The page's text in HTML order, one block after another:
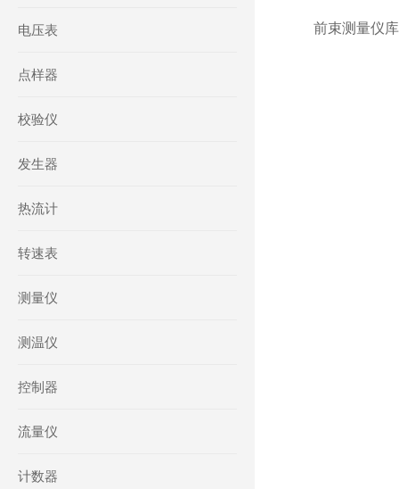
电压表
点样器
校验仪
发生器
热流计
转速表
测量仪
测温仪
控制器
流量仪
计数器
前束测量仪